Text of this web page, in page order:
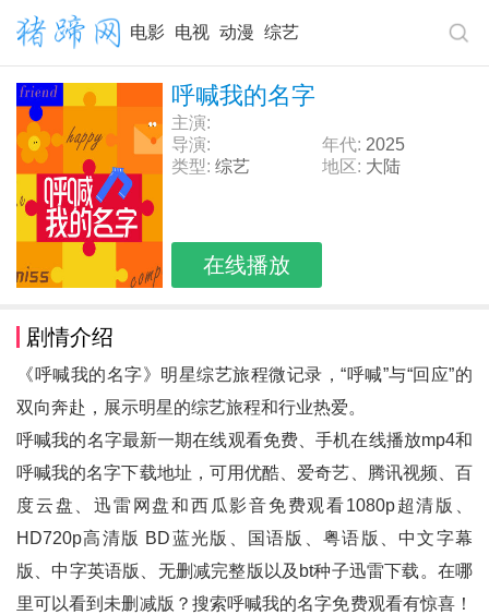
电影 电视 动漫 综艺
呼喊我的名字
主演:
导演:
年代: 2025
类型: 综艺 地区: 大陆
在线播放
剧情介绍
《呼喊我的名字》明星综艺旅程微记录，“呼喊”与“回应”的
双向奔赴，展示明星的综艺旅程和行业热爱。
呼喊我的名字最新一期在线观看免费、手机在线播放mp4和
呼喊我的名字下载地址，可用优酷、爱奇艺、腾讯视频、百
度云盘、迅雷网盘和西瓜影音免费观看1080p超清版、
HD720p高清版 BD蓝光版、国语版、粤语版、中文字幕
版、中字英语版、无删减完整版以及bt种子迅雷下载。在哪
里可以看到未删减版？搜索呼喊我的名字免费观看有惊喜！